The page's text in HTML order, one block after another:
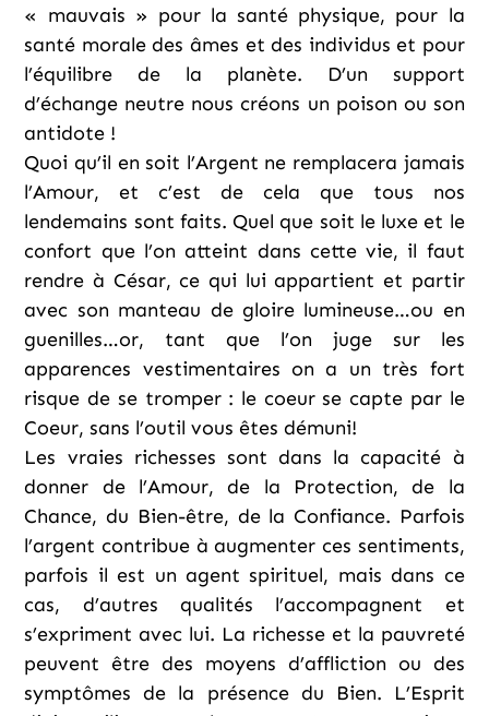
« mauvais » pour la santé physique, pour la
santé morale des âmes et des individus et pour
l’équilibre de la planète. D’un support
d’échange neutre nous créons un poison ou son
antidote !
Quoi qu’il en soit l’Argent ne remplacera jamais
l’Amour, et c’est de cela que tous nos
lendemains sont faits. Quel que soit le luxe et le
confort que l’on atteint dans cette vie, il faut
rendre à César, ce qui lui appartient et partir
avec son manteau de gloire lumineuse…ou en
guenilles…or, tant que l’on juge sur les
apparences vestimentaires on a un très fort
risque de se tromper : le coeur se capte par le
Coeur, sans l’outil vous êtes démuni!
Les vraies richesses sont dans la capacité à
donner de l’Amour, de la Protection, de la
Chance, du Bien-être, de la Confiance. Parfois
l’argent contribue à augmenter ces sentiments,
parfois il est un agent spirituel, mais dans ce
cas, d’autres qualités l’accompagnent et
s’expriment avec lui. La richesse et la pauvreté
peuvent être des moyens d’affliction ou des
symptômes de la présence du Bien. L’Esprit